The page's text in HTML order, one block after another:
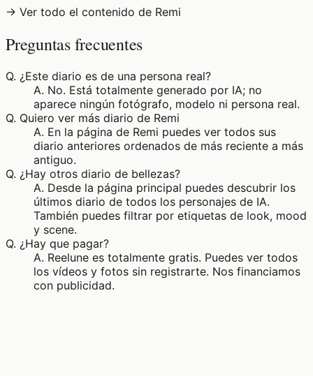
→ Ver todo el contenido de Remi
Preguntas frecuentes
Q. ¿Este diario es de una persona real?
A. No. Está totalmente generado por IA; no
aparece ningún fotógrafo, modelo ni persona real.
Q. Quiero ver más diario de Remi
A. En la página de Remi puedes ver todos sus
diario anteriores ordenados de más reciente a más
antiguo.
Q. ¿Hay otros diario de bellezas?
A. Desde la página principal puedes descubrir los
últimos diario de todos los personajes de IA.
También puedes filtrar por etiquetas de look, mood
y scene.
Q. ¿Hay que pagar?
A. Reelune es totalmente gratis. Puedes ver todos
los vídeos y fotos sin registrarte. Nos financiamos
con publicidad.